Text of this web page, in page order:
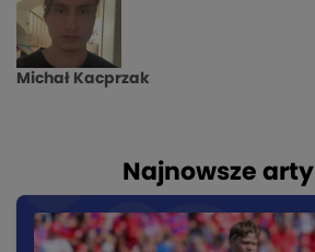
Michał Kacprzak
Najnowsze